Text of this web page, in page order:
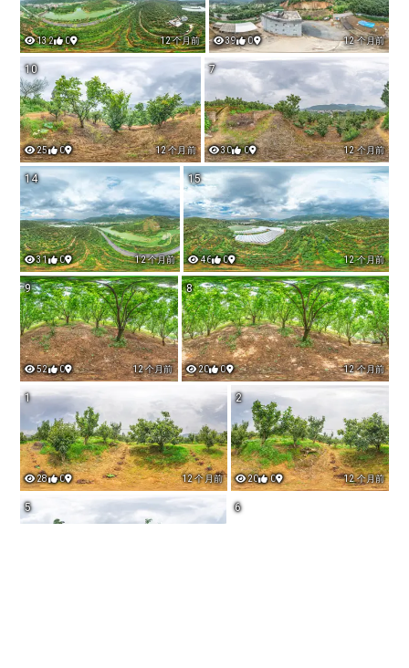
132 0 12 个月前 39 0 12 个月前
10
25 0 12 个月前
7
30 0 12 个月前
14
31 0 12 个月前
15
46 0 12 个月前
9
52 0 12 个月前
8
20 0 12 个月前
1
28 0 12 个月前
2
20 0 12 个月前
5 6